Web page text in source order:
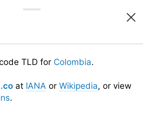
TLD for Colombia.
.co at IANA or Wikipedia, or view
.